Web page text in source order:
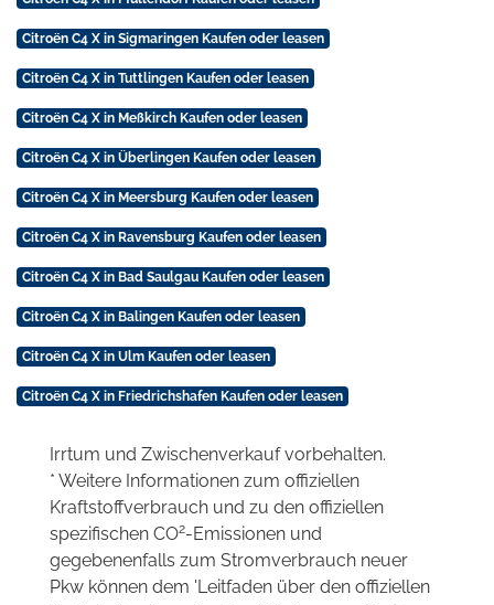
Citroën C4 X in Sigmaringen Kaufen oder leasen
Citroën C4 X in Tuttlingen Kaufen oder leasen
Citroën C4 X in Meßkirch Kaufen oder leasen
Citroën C4 X in Überlingen Kaufen oder leasen
Citroën C4 X in Meersburg Kaufen oder leasen
Citroën C4 X in Ravensburg Kaufen oder leasen
Citroën C4 X in Bad Saulgau Kaufen oder leasen
Citroën C4 X in Balingen Kaufen oder leasen
Citroën C4 X in Ulm Kaufen oder leasen
Citroën C4 X in Friedrichshafen Kaufen oder leasen
Irrtum und Zwischenverkauf vorbehalten.
* Weitere Informationen zum offiziellen
Kraftstoffverbrauch und zu den offiziellen
spezifischen CO2-Emissionen und
gegebenenfalls zum Stromverbrauch neuer
Pkw können dem 'Leitfaden über den offiziellen